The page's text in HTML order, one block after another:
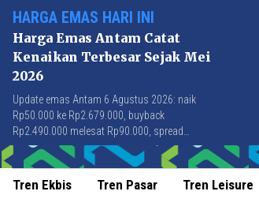
HARGA EMAS HARI INI
Harga Emas Antam Catat
Kenaikan Terbesar Sejak Mei
2026
Update emas Antam 6 Agustus 2026: naik
Rp50.000 ke Rp2.679.000, buyback
Rp2.490.000 melesat Rp90.000, spread
Rp189.000 tersempit sejak awal April 2026.
Tren Ekbis Tren Pasar Tren Leisure